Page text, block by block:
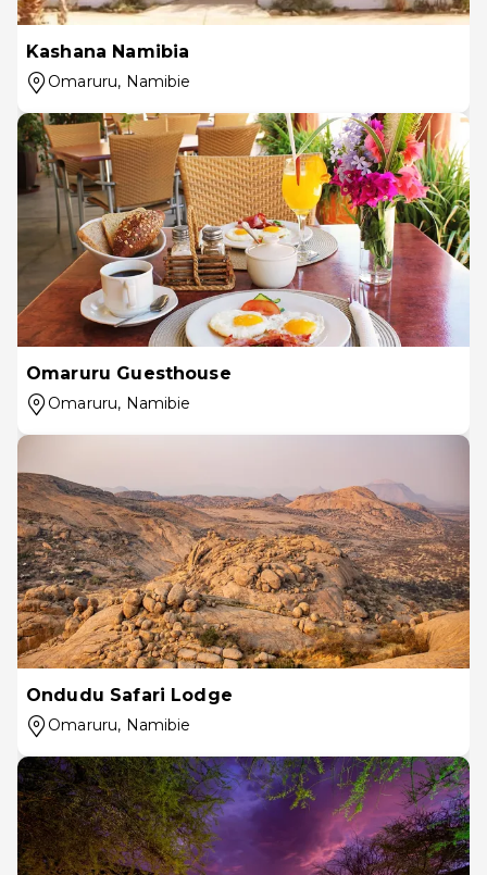
Kashana Namibia
Omaruru, Namibie
Omaruru Guesthouse
Omaruru, Namibie
Ondudu Safari Lodge
Omaruru, Namibie